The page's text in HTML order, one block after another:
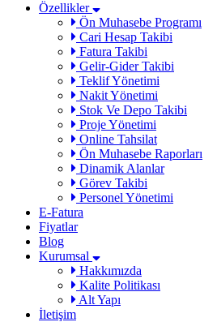
Özellikler
Ön Muhasebe Programı
Cari Hesap Takibi
Fatura Takibi
Gelir-Gider Takibi
Teklif Yönetimi
Nakit Yönetimi
Stok Ve Depo Takibi
Proje Yönetimi
Online Tahsilat
Ön Muhasebe Raporları
Dinamik Alanlar
Görev Takibi
Personel Yönetimi
E-Fatura
Fiyatlar
Blog
Kurumsal
Hakkımızda
Kalite Politikası
Alt Yapı
İletişim